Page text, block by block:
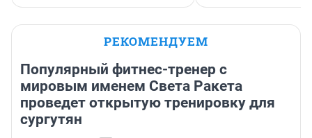
РЕКОМЕНДУЕМ
Популярный фитнес-тренер с
мировым именем Света Ракета
проведет открытую тренировку для
сургутян